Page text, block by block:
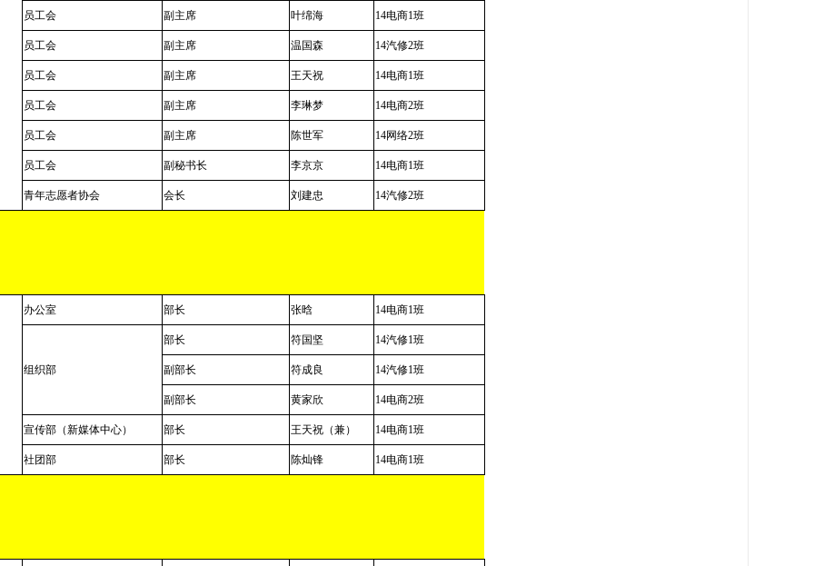
员工会 副主席 叶绵海 14电商1班
员工会 副主席 温国森 14汽修2班
员工会 副主席 王天祝 14电商1班
员工会 副主席 李琳梦 14电商2班
员工会 副主席 陈世军 14网络2班
员工会 副秘书长 李京京 14电商1班
青年志愿者协会 会长 刘建忠 14汽修2班
办公室 部长 张晗 14电商1班
组织部
部长 符国坚 14汽修1班
副部长 符成良 14汽修1班
副部长 黄家欣 14电商2班
宣传部（新媒体中心） 部长 王天祝（兼） 14电商1班
社团部 部长 陈灿锋 14电商1班